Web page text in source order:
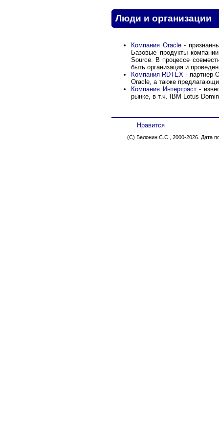
Люди и организации
Компания Oracle-
Базовые продукты
Source. В процессе
быть организация и
Компания RDTEX - партнер
Oracle, а также
Компания Интертраст-
рынке, в т.ч. IBM Lotus
Нравится
(C) Белонин С.С., 2000-2026. Дата